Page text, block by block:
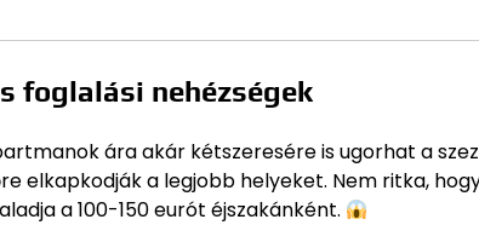
foglalási nehézségek
ára akár kétszeresére is ugorhat a
elkapkodják a legjobb helyeket. Nem ritka,
a 100-150 eurót éjszakánként.